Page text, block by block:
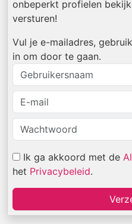
onbeperkt profielen
versturen!
Vul je e-mailadres,
in om door te gaan.
Ik ga akkoord met de
het Privacybeleid.